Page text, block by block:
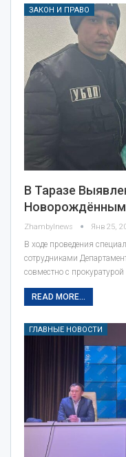
ЗАКОН И ПРАВО
В Таразе
Zhambylnews Янв 25,
В ходе проведения
сотрудниками
совместно с
READ MORE...
ГЛАВНЫЕ НОВОСТИ